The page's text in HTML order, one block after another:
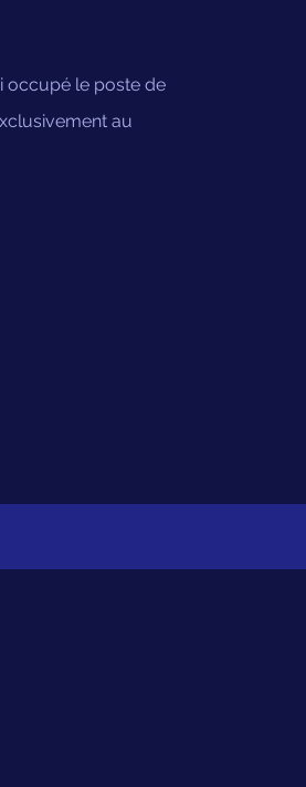
occupé le poste de
au